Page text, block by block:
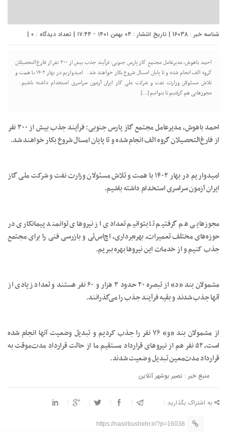
شناسه خبر : 16038 | تاریخ انتشار : ۰۴ بهمن ۱۴۰۱ - ۱۷:۴۴ | تعداد دیدگاه : 0
|
احمد باهوش، مدیرعامل مجتمع گاز پارس جنوبی: فرآیند جذب بیش از ۳۰۰ نفر از فارغ‌التحصیلان
گروه الف انجام شده و تا پایان امسال شروع بکار خواهند شد. امیدواریم در بهار ۱۴۰۲ با همت و
تلاش مسئولان وزارت نفت و شرکت ملی گاز ایران آزمون سراسری استخدام داشته باشیم.
مجوزهایی هم گرفتیم تا بتوانیم […]
احمد باهوش، مدیرعامل مجتمع گاز پارس جنوبی: فرآیند جذب بیش از ۳۰۰ نفر
از فارغ‌التحصیلان گروه الف انجام شده و تا پایان امسال شروع بکار خواهند شد.
امیدواریم در بهار ۱۴۰۲ با همت و تلاش مسئولان وزارت نفت و شرکت ملی گاز
ایران آزمون سراسری استخدام داشته باشیم.
مجوزهایی هم گرفتیم تا بتوانیم تعدادی از نیروهای توانمند پیمانکاری در
حوزه‌های مختلف تعمیرات، بهره‌برداری، اچ‌اس‌ئی و بازرسی فنی را برای مجتمع
جذب کنیم و از خدمات این نیروها بهره ببریم.
مشمولان بند «د» از تبصره ۲۰ حدود ۳ هزار و ۶۰ نفر هستند و تعداد زیادی از
آنها جذب شدند و بقیه فرآیند جذب را می‌گذرانند.
از مشمولان بند «و» ۷۶ نفر را جذب کردیم و تبدیل وضعیت آنها انجام شده
است، ۵۲ نفر هم از نیروهای قرارداد مستقیم ما از حالت قرارداد مدت‌موقت به
قرارداد مدت‌معین تبدیل وضعیت شدند.
منبع خبر : نصیر بوشهر آنلاین
به اشتراک بگذارید :
https://nasirbushehr.ir/?p=16038